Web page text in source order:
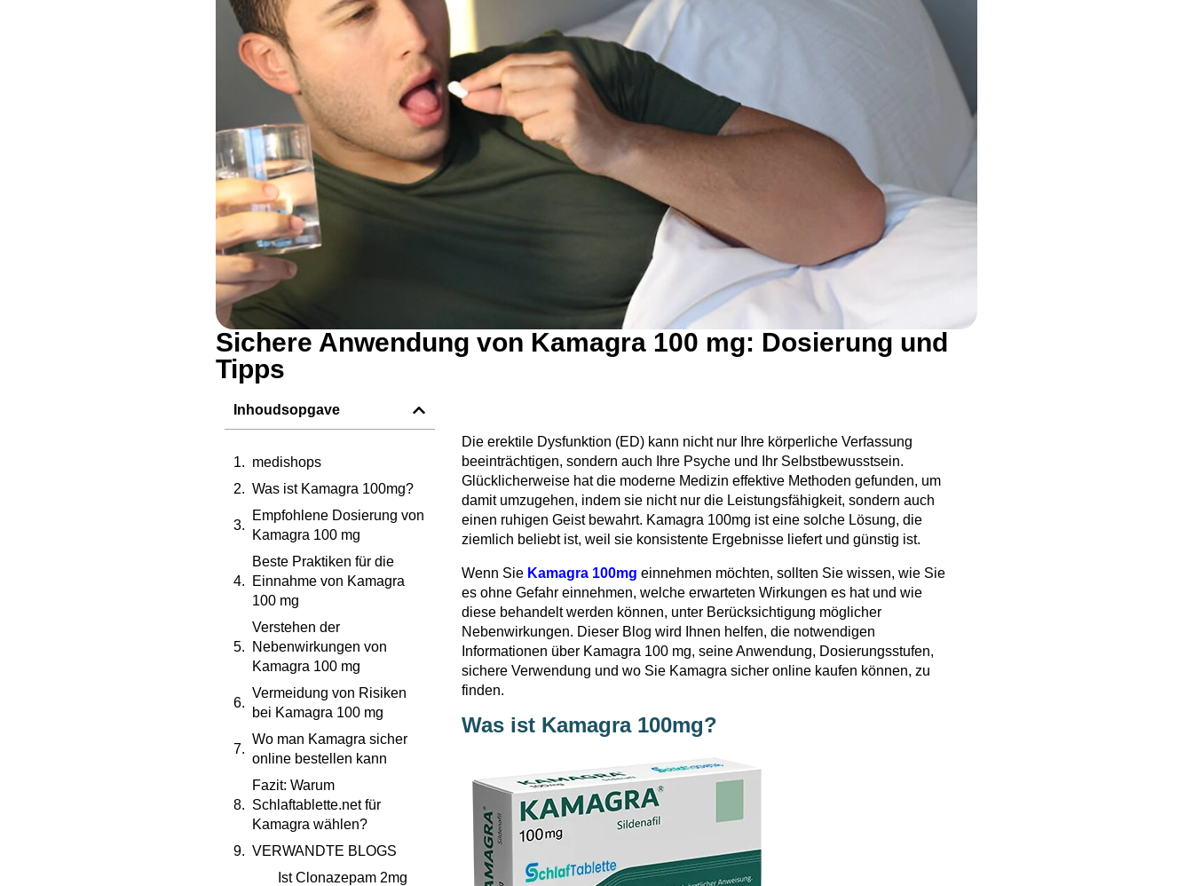
Sichere Anwendung von Kamagra 100 mg: Dosierung und
Tipps
Inhoudsopgave
medishops
Was ist Kamagra 100mg?
Empfohlene Dosierung von
Kamagra 100 mg
Beste Praktiken für die
Einnahme von Kamagra
100 mg
Verstehen der
Nebenwirkungen von
Kamagra 100 mg
Vermeidung von Risiken
bei Kamagra 100 mg
Wo man Kamagra sicher
online bestellen kann
Fazit: Warum
Schlaftablette.net für
Kamagra wählen?
VERWANDTE BLOGS
Ist Clonazepam 2mg
Die erektile Dysfunktion (ED) kann nicht nur Ihre körperliche Verfassung
beeinträchtigen, sondern auch Ihre Psyche und Ihr Selbstbewusstsein.
Glücklicherweise hat die moderne Medizin effektive Methoden gefunden, um
damit umzugehen, indem sie nicht nur die Leistungsfähigkeit, sondern auch
einen ruhigen Geist bewahrt. Kamagra 100mg ist eine solche Lösung, die
ziemlich beliebt ist, weil sie konsistente Ergebnisse liefert und günstig ist.
Wenn Sie Kamagra 100mg einnehmen möchten, sollten Sie wissen, wie Sie
es ohne Gefahr einnehmen, welche erwarteten Wirkungen es hat und wie
diese behandelt werden können, unter Berücksichtigung möglicher
Nebenwirkungen. Dieser Blog wird Ihnen helfen, die notwendigen
Informationen über Kamagra 100 mg, seine Anwendung, Dosierungsstufen,
sichere Verwendung und wo Sie Kamagra sicher online kaufen können, zu
finden.
Was ist Kamagra 100mg?